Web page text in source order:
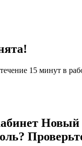
15 минут в
Новый